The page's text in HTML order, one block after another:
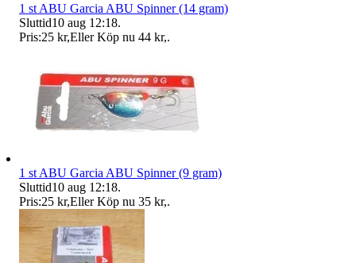
1 st ABU Garcia ABU Spinner (14 gram)
Sluttid10 aug 12:18.
Pris:25 kr,Eller Köp nu 44 kr,.
1 st ABU Garcia ABU Spinner (9 gram)
Sluttid10 aug 12:18.
Pris:25 kr,Eller Köp nu 35 kr,.